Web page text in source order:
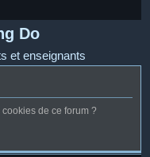
Do
et enseignants
de ce forum ?